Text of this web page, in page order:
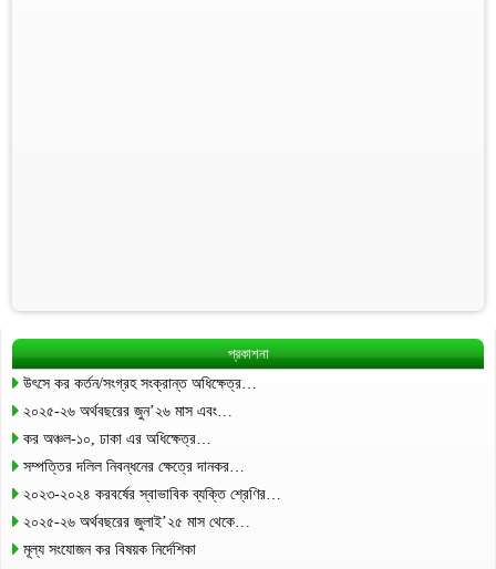
প্রকাশনা
উৎসে কর কর্তন/সংগ্রহ সংক্রান্ত অধিক্ষেত্র…
২০২৫-২৬ অর্থবছরের জুন’২৬ মাস এবং…
কর অঞ্চল-১০, ঢাকা এর অধিক্ষেত্র…
সম্পত্তির দলিল নিবন্ধনের ক্ষেত্রে দানকর…
২০২৩-২০২৪ করবর্ষের স্বাভাবিক ব্যক্তি শ্রেণির…
২০২৫-২৬ অর্থবছরের জুলাই’২৫ মাস থেকে…
মূল্য সংযোজন কর বিষয়ক নির্দেশিকা